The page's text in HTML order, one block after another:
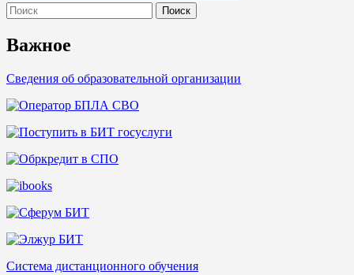
Search
for:
Важное
Сведения об образовательной организации
Система дистанционного обучения